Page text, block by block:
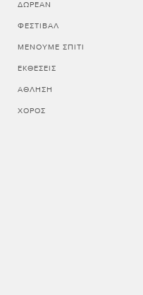
ΔΩΡΕΆΝ
ΦΕΣΤΙΒΆΛ
ΜΈΝΟΥΜΕ ΣΠΊΤΙ
ΕΚΘΈΣΕΙΣ
ΆΘΛΗΣΗ
ΧΟΡΌΣ